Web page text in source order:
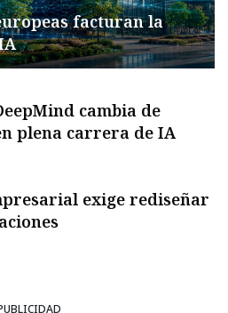
facturan la
cambia de
plena carrera de IA
exige rediseñar